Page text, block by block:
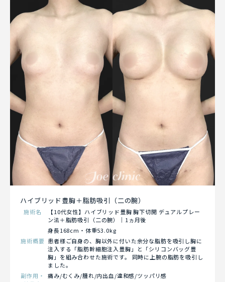
ハイブリッド豊胸＋脂肪吸引（二の腕）
施術名
【10代女性】ハイブリッド豊胸 胸下切開 デュアルプレー
ン法＋脂肪吸引（二の腕）｜1ヵ月後
身長168cm・体重53.0kg
施術概要 患者様ご自身の、胸以外に付いた余分な脂肪を吸引し胸に
注入する「脂肪幹細胞注入豊胸」と「シリコンバッグ豊
胸」を組み合わせた施術です。 同時に上腕の脂肪を吸引し
ました。
副作用・
痛み/むくみ/腫れ/内出血/違和感/ツッパリ感